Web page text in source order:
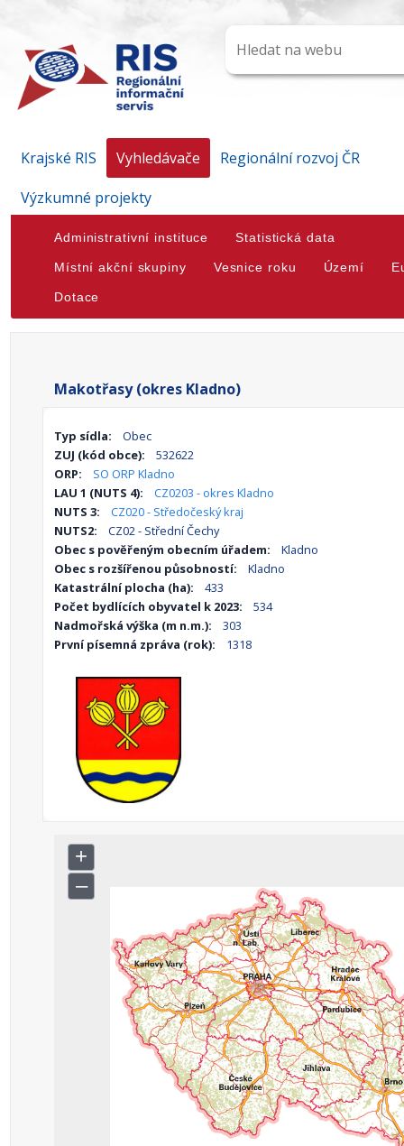
Krajské RIS Vyhledávače
Regionální rozvoj ČR
Výzkumné projekty
Administrativní instituce Statistická data
Místní akční skupiny Vesnice roku Území
Dotace
Makotřasy (okres Kladno)
Typ sídla:
Obec
ZUJ (kód obce):
532622
ORP:
SO ORP Kladno
LAU 1 (NUTS 4):
CZ0203 - okres Kladno
NUTS 3:
CZ020 - Středočeský kraj
NUTS2:
CZ02 - Střední Čechy
Obec s pověřeným obecním úřadem:
Kladno
Obec s rozšířenou působností:
Kladno
Katastrální plocha (ha):
433
Počet bydlících obyvatel k 2023:
534
Nadmořská výška (m n.m.):
303
První písemná zpráva (rok):
1318